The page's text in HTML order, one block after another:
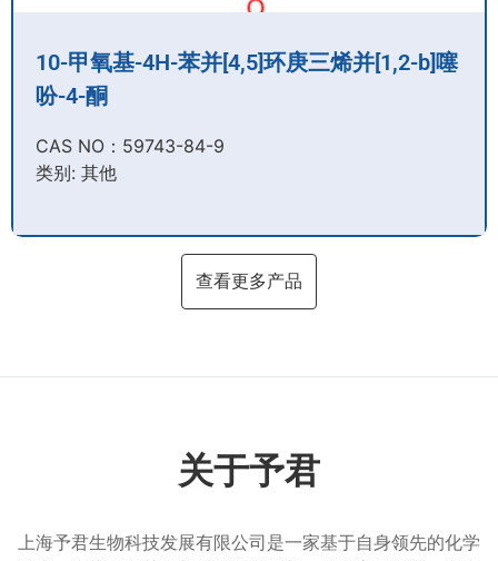
10-甲氧基-4H-苯并[4,5]环庚三烯并[1,2-b]噻
吩-4-酮
CAS NO：59743-84-9​
类别: 其他
查看更多产品
关于予君
上海予君生物科技发展有限公司是一家基于自身领先的化学